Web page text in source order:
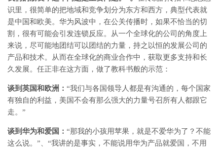
识里，很简单的把地域和竞争划分为东方和西方，典型代表就
是中国和欧美。华为风波中，在公关传播时，如果不恰当的切
割，很有可能会引发连锁反应。从一个全球化的公司的角度上
来说，尽可能地团结可以团结的力量，持之以恒的发展公司的
产品和技术。从而在全球化的商业合作中，获取更多支持和长
久发展。任正非在这方面，做了教科书般的示范：
谈到英国和欧洲： “我们与各国领导人都是有沟通的，每个国家
有独自的利益，美国不会有那么强大的力量号召所有人都跟它
走。”
谈到华为和爱国： “那我的小孩用苹果，就是不爱华为了？不能
这么说。”、“我讲的是事实，不能说用华为产品就爱国，不用